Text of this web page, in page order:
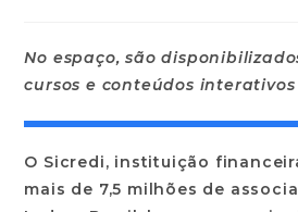
No espaço, são
cursos e conteúdos interativos
O Sicredi, instituição
mais de 7,5 milhões de